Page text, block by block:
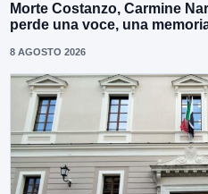
Morte Costanzo, Carmine
perde una voce, una
8 AGOSTO 2026